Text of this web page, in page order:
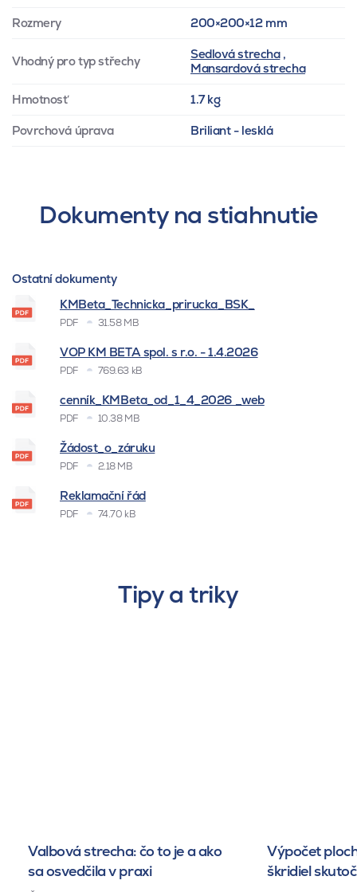
Rozmery 200×200×12 mm
Vhodný pro typ střechy Sedlová strecha,
Mansardová strecha
Hmotnosť 1.7 kg
Povrchová úprava Briliant - lesklá
Dokumenty na stiahnutie
Ostatní dokumenty
KMBeta_Technicka_prirucka_BSK_
PDF 31.58 MB
VOP KM BETA spol. s r.o. - 1.4.2026
PDF 769.63 kB
cenník_KMBeta_od_1_4_2026 _web
PDF 10.38 MB
Žádost_o_záruku
PDF 2.18 MB
Reklamační řád
PDF 74.70 kB
Tipy a triky
Valbová strecha: čo to je a ako
sa osvedčila v praxi
Výpočet
škridiel